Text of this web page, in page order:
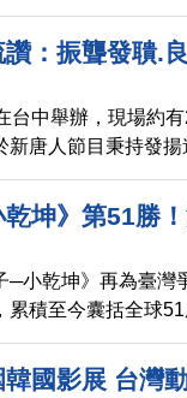
內瑞拉所需要的。
：振聾發聵.
台中舉辦，現場約
新唐人節目秉持發
賞，在當今社會具
坤》第51勝
─小乾坤》再為臺灣
累積至今囊括全球
個影展。
韓國影展 台灣